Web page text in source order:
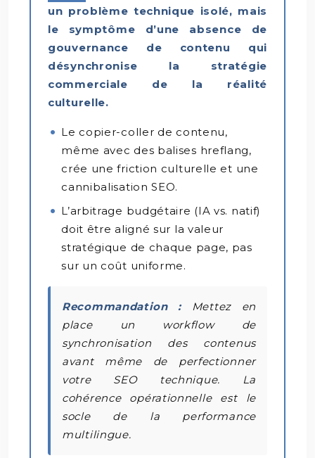
un problème technique isolé, mais
le symptôme d’une absence de
gouvernance de contenu qui
désynchronise la stratégie
commerciale de la réalité
culturelle.
Le copier-coller de contenu,
même avec des balises hreflang,
crée une friction culturelle et une
cannibalisation SEO.
L’arbitrage budgétaire (IA vs. natif)
doit être aligné sur la valeur
stratégique de chaque page, pas
sur un coût uniforme.
Recommandation : Mettez en
place un workflow de
synchronisation des contenus
avant même de perfectionner
votre SEO technique. La
cohérence opérationnelle est le
socle de la performance
multilingue.